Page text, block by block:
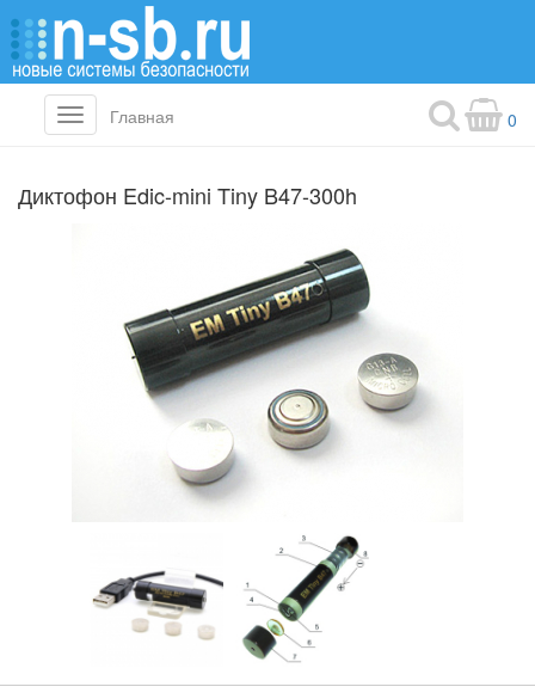
Toggle
navigation
Главная 0
Диктофон Edic-mini Tiny B47-300h